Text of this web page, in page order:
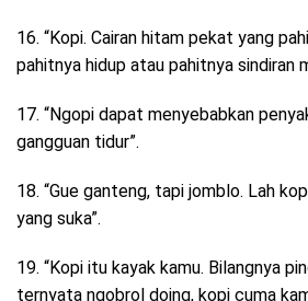
16. “Kopi. Cairan hitam pekat yang
pahitnya hidup atau pahitnya sindiran
17. “Ngopi dapat menyebabkan
gangguan tidur”.
18. “Gue ganteng, tapi jomblo. Lah
yang suka”.
19. “Kopi itu kayak kamu. Bilangnya
ternyata ngobrol doing, kopi cuma